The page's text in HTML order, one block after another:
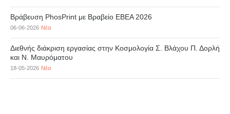
Βράβευση PhosPrint με Βραβείο ΕΒΕΑ 2026
06-06-2026 Νέα
Διεθνής διάκριση εργασίας στην Κοσμολογία Σ. Βλάχου Π. Δορλή
και Ν. Μαυρόματου
18-05-2026 Νέα